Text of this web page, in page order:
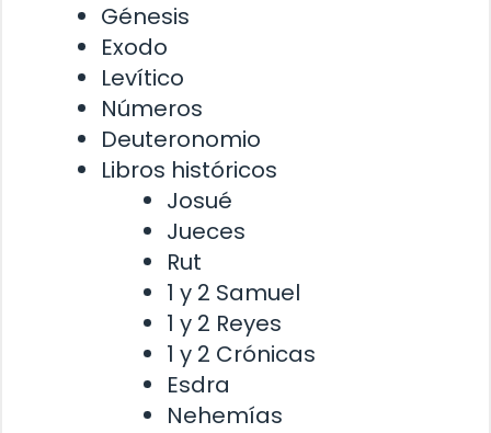
Génesis
Exodo
Levítico
Números
Deuteronomio
Libros históricos
Josué
Jueces
Rut
1 y 2 Samuel
1 y 2 Reyes
1 y 2 Crónicas
Esdra
Nehemías